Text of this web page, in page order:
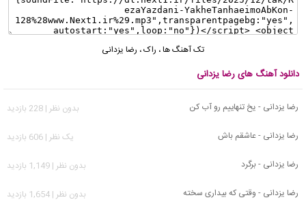
تک آهنگ ها، راک، رضا یزدانی
دانلود آهنگ های رضا یزدانی
رضا یزدانی - یخ تنهاییم رو آب کن
بدون نظر | 228 بازدید
رضا یزدانی - عاشقم باش
يک نظر | 606 بازدید
رضا یزدانی - برگرد
بدون نظر | 1,149 بازدید
رضا یزدانی - وقتی که بیداری سخته
بدون نظر | 1,654 بازدید